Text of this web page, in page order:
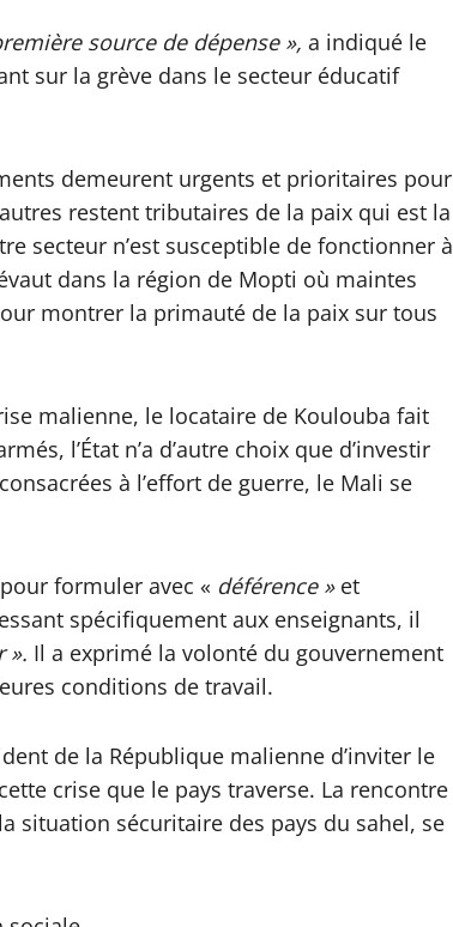
source de dépense », a indiqué le
sur la grève dans le secteur éducatif
demeurent urgents et prioritaires pour
restent tributaires de la paix qui est la
secteur n’est susceptible de fonctionner à
dans la région de Mopti où maintes
montrer la primauté de la paix sur tous
malienne, le locataire de Koulouba fait
l’État n’a d’autre choix que d’investir
à l’effort de guerre, le Mali se
formuler avec « déférence »et
spécifiquement aux enseignants, il
». Il a exprimé la volonté du gouvernement
conditions de travail.
de la République malienne d’inviter le
crise que le pays traverse. La rencontre
situation sécuritaire des pays du sahel, se